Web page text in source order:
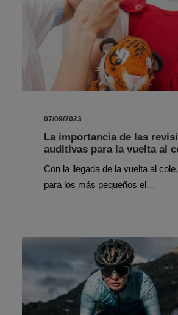
07/09/2023
La importancia de las
auditivas para la vuelta al
Con la llegada de la vuelta al
para los más pequeños el…